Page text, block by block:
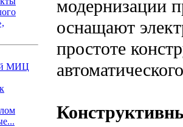
МИЦ
модернизации
оснащают
простоте